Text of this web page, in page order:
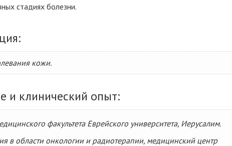
стадиях болезни.
кожи.
и клинический опыт:
факультета Еврейского университета, Иерусалим.
в области онкологии и радиотерапии, медицинский центр